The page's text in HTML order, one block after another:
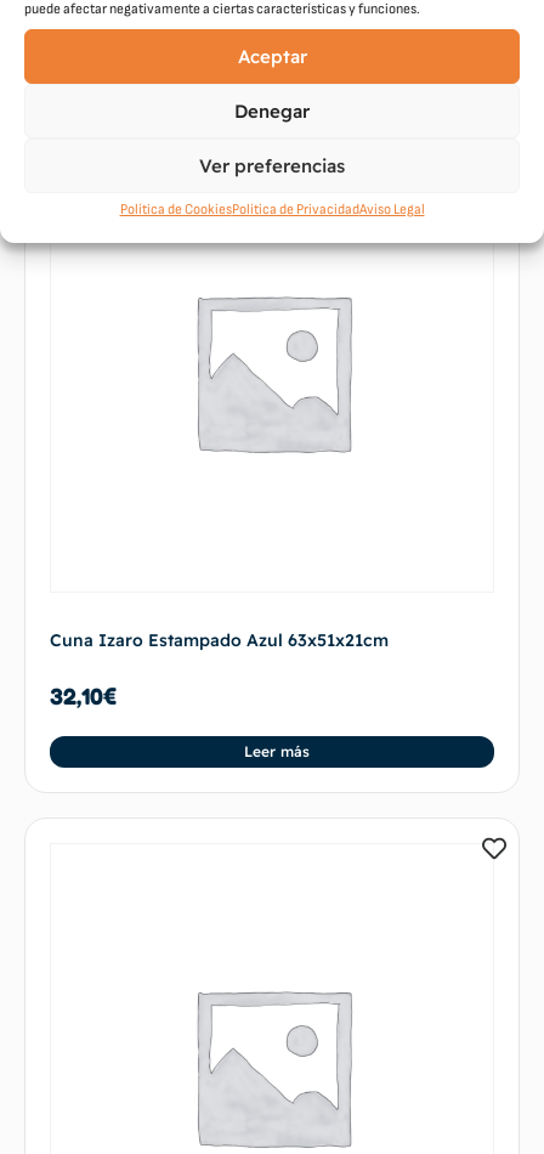
puede afectar negativamente a ciertas características y funciones.
Aceptar
Denegar
Ver preferencias
Política de CookiesPolítica de PrivacidadAviso Legal
Leer más
Cuna Izaro Estampado Azul 63x51x21cm
32,10€
Leer más